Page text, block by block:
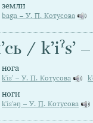
земли
bagn – У. П. Котусова
/ kʼiˀsʼ
нога
k'is' – У. П. Котусова
ноги
k'is'əŋ – У. П. Котусова